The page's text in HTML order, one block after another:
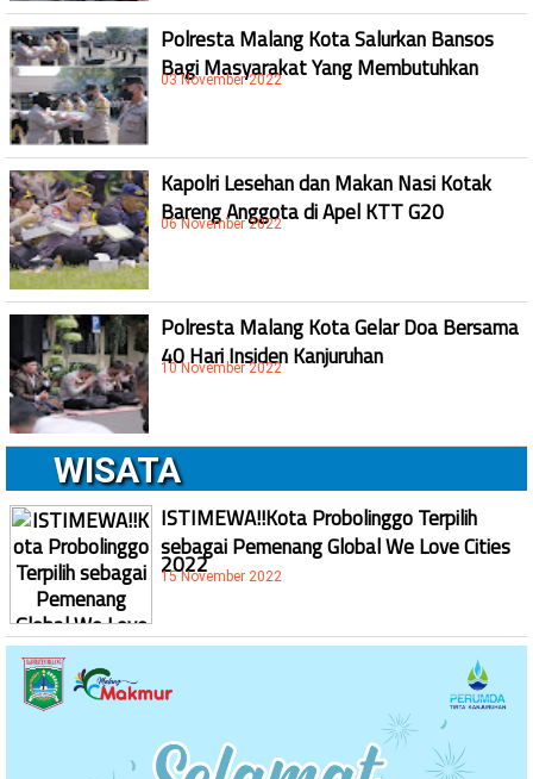
Polresta Malang Kota Salurkan Bansos
Bagi Masyarakat Yang Membutuhkan
03 November 2022
Kapolri Lesehan dan Makan Nasi Kotak
Bareng Anggota di Apel KTT G20
06 November 2022
Polresta Malang Kota Gelar Doa Bersama
40 Hari Insiden Kanjuruhan
10 November 2022
WISATA
ISTIMEWA!!Kota Probolinggo Terpilih
sebagai Pemenang Global We Love Cities
2022
15 November 2022